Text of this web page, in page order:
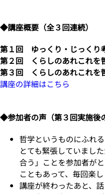
◆講座概要（全３回連続）
第１回 ゆっくり・じっくり
第２回 くらしのあれこれを
第３回 くらしのあれこれを
講座の詳細はこちら
◆参加者の声（第３回実施後
哲学というものにふれ
とても緊張していまし
合う」ことを参加者が
こともあって、毎回楽
講座が終わったあと、